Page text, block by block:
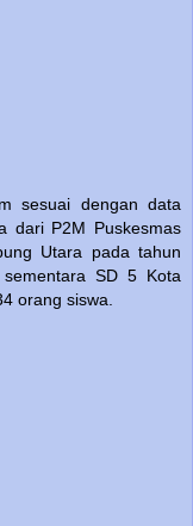
sesuai dengan data
dari P2M Puskesmas
Utara pada tahun
SD 5 Kota
orang siswa.